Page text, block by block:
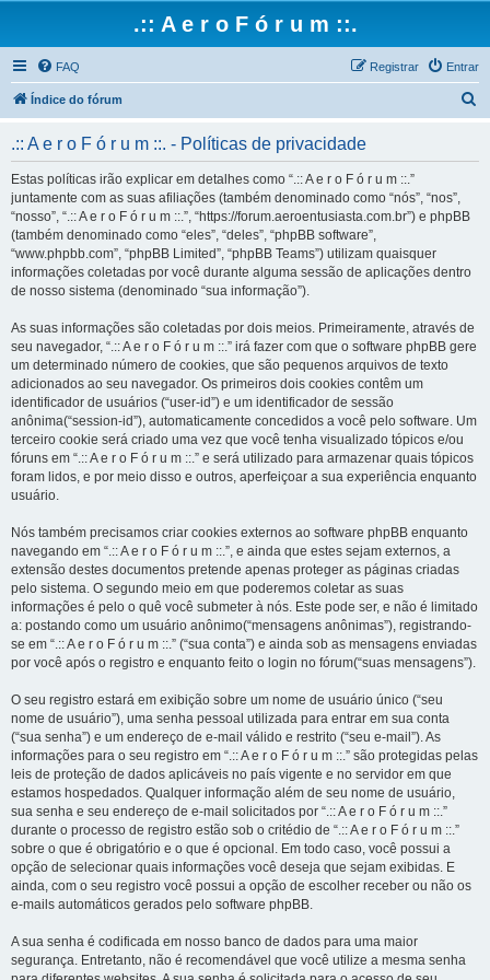
.:: A e r o F ó r u m ::.
FAQ Entrar
Registrar
Índice do fórum
.:: A e r o F ó r u m ::. - Políticas de privacidade
Estas políticas irão explicar em detalhes como “.:: A e r o F ó r u m ::.”
juntamente com as suas afiliações (também denominado como “nós”, “nos”,
“nosso”, “.:: A e r o F ó r u m ::.”, “https://forum.aeroentusiasta.com.br”) e phpBB
(também denominado como “eles”, “deles”, “phpBB software”,
“www.phpbb.com”, “phpBB Limited”, “phpBB Teams”) utilizam quaisquer
informações coletadas por você durante alguma sessão de aplicações dentro
de nosso sistema (denominado “sua informação”).
As suas informações são coletadas por dois meios. Primeiramente, através de
seu navegador, “.:: A e r o F ó r u m ::.” irá fazer com que o software phpBB gere
um determinado número de cookies, que são pequenos arquivos de texto
adicionados ao seu navegador. Os primeiros dois cookies contêm um
identificador de usuários (“user-id”) e um identificador de sessão
anônima(“session-id”), automaticamente concedidos a você pelo software. Um
terceiro cookie será criado uma vez que você tenha visualizado tópicos e/ou
fóruns em “.:: A e r o F ó r u m ::.” e será utilizado para armazenar quais tópicos
foram lidos, e por meio disso e outros, aperfeiçoar a sua experiência enquanto
usuário.
Nós também precisamos criar cookies externos ao software phpBB enquanto
navegando em “.:: A e r o F ó r u m ::.”, e ainda que estes sejam externos, a
extensão destes documentos pretende apenas proteger as páginas criadas
pelo sistema. O segundo meio em que poderemos coletar as suas
informações é pelo o quê você submeter à nós. Este pode ser, e não é limitado
a: postando como um usuário anônimo(“mensagens anônimas”), registrando-
se em “.:: A e r o F ó r u m ::.” (“sua conta”) e ainda sob as mensagens enviadas
por você após o registro e enquanto feito o login no fórum(“suas mensagens”).
O seu registro estará em exibição sobre um nome de usuário único (“seu
nome de usuário”), uma senha pessoal utilizada para entrar em sua conta
(“sua senha”) e um endereço de e-mail válido e restrito (“seu e-mail”). As
informações para o seu registro em “.:: A e r o F ó r u m ::.” são protegidas pelas
leis de proteção de dados aplicáveis no país vigente e no servidor em que
estamos hospedados. Qualquer informação além de seu nome de usuário,
sua senha e seu endereço de e-mail solicitados por “.:: A e r o F ó r u m ::.”
durante o processo de registro estão sob o critédio de “.:: A e r o F ó r u m ::.”
sobre o que é obrigatório e o que é opcional. Em todo caso, você possui a
opção de selecionar quais informações você deseja que sejam exibidas. E
ainda, com o seu registro você possui a opção de escolher receber ou não os
e-mails automáticos gerados pelo software phpBB.
A sua senha é codificada em nosso banco de dados para uma maior
segurança. Entretanto, não é recomendável que você utilize a mesma senha